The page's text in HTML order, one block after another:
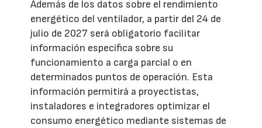
Además de los datos sobre el rendimiento
energético del ventilador, a partir del 24 de
julio de 2027 será obligatorio facilitar
información específica sobre su
funcionamiento a carga parcial o en
determinados puntos de operación. Esta
información permitirá a proyectistas,
instaladores e integradores optimizar el
consumo energético mediante sistemas de